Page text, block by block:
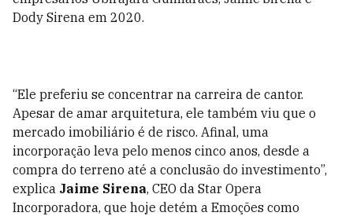
Dody Sirena em 2020.
“Ele preferiu se concentrar na carreira de cantor.
Apesar de amar arquitetura, ele também viu que o
mercado imobiliário é de risco. Afinal, uma
incorporação leva pelo menos cinco anos, desde a
compra do terreno até a conclusão do investimento”,
explica Jaime Sirena, CEO da Star Opera
Incorporadora, que hoje detém a Emoções como